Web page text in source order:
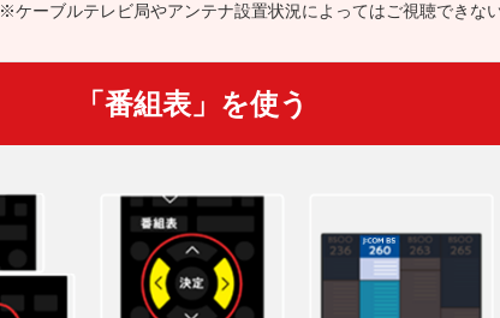
※ケーブルテレビ局やアンテナ設置状況によってはご視聴できな
「番組表」を使う